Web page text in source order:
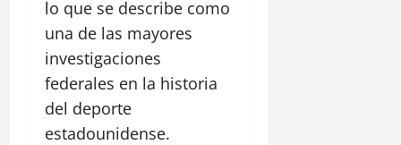
lo que se describe como
una de las mayores
investigaciones
federales en la historia
del deporte
estadounidense.